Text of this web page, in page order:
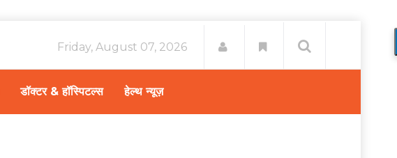
Friday, August 07, 2026
डॉक्टर & हॉस्पिटल्स हेल्थ न्यूज़